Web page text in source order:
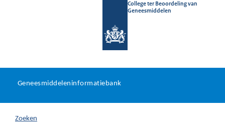
College ter Beoordeling van
Geneesmiddelen
U
hier:
Geneesmiddeleninformatiebank
Zoeken